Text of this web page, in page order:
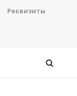
Реквизиты